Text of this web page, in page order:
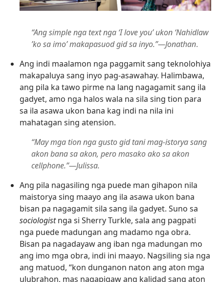
“Ang simple nga text nga ‘I love you’ ukon ‘Nahidlaw
’ko sa imo’ makapasuod gid sa inyo.”—Jonathan.
Ang indi maalamon nga paggamit sang teknolohiya
makapaluya sang inyo pag-asawahay. Halimbawa,
ang pila ka tawo pirme na lang nagagamit sang ila
gadyet, amo nga halos wala na sila sing tion para
sa ila asawa ukon bana kag indi na nila ini
mahatagan sing atension.
“May mga tion nga gusto gid tani mag-istorya sang
akon bana sa akon, pero masako ako sa akon
cellphone.”—Julissa.
Ang pila nagasiling nga puede man gihapon nila
maistorya sing maayo ang ila asawa ukon bana
bisan pa nagagamit sila sang ila gadyet. Suno sa
sociologistnga si Sherry Turkle, sala ang pagpati
nga puede madungan ang madamo nga obra.
Bisan pa nagadayaw ang iban nga madungan mo
ang imo mga obra, indi ini maayo. Nagsiling sia nga
ang matuod, “kon dunganon naton ang aton mga
ulubrahon, mas nagapigaw ang kalidad sang aton